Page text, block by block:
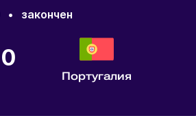
• закончен
Португалия